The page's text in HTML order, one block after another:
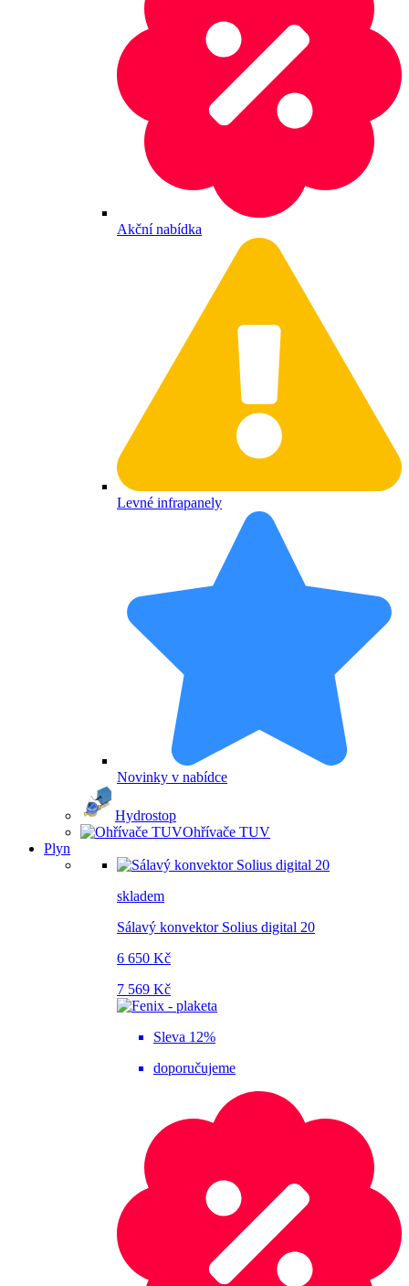
Akční nabídka
Levné infrapanely
Novinky v nabídce
Hydrostop
Ohřívače TUV
Plyn
skladem
Sálavý konvektor Solius digital 20
6 650 Kč
7 569 Kč
Sleva 12%
doporučujeme